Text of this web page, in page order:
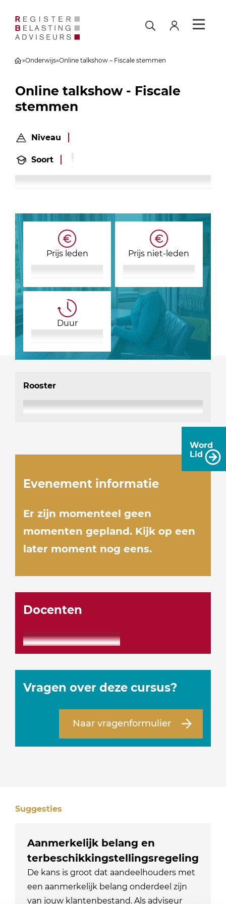
Word
Lid
»Onderwijs»Online talkshow – Fiscale stemmen
Online talkshow - Fiscale
stemmen
Niveau
Soort
Prijs leden Prijs niet-leden
Duur
Rooster
Evenement informatie
Er zijn momenteel geen
momenten gepland. Kijk op een
later moment nog eens.
Docenten
Vragen over deze cursus?
Naar vragenformulier
Suggesties
Aanmerkelijk belang en
terbeschikkingstellingsregeling
De kans is groot dat aandeelhouders met
een aanmerkelijk belang onderdeel zijn
van jouw klantenbestand. Als adviseur